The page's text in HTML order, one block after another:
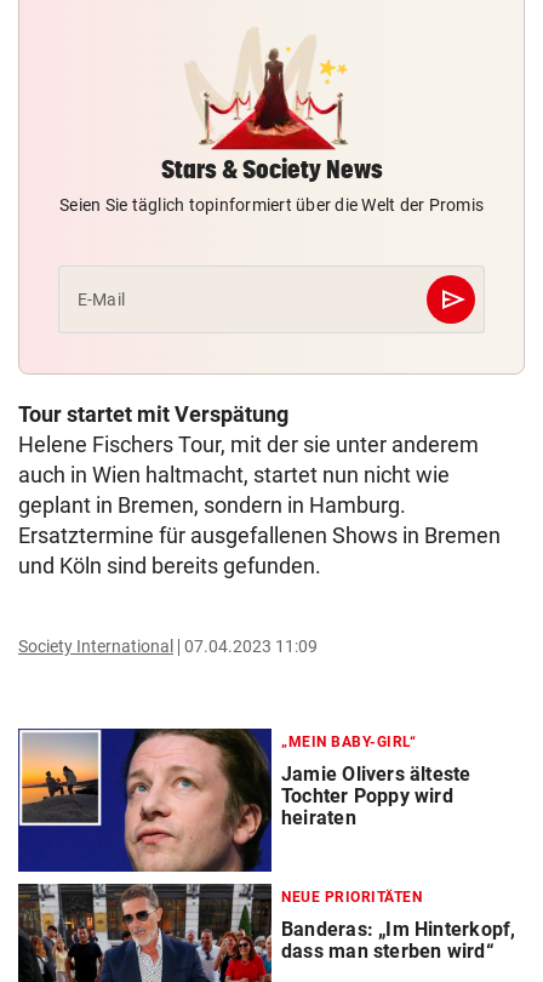
Stars & Society News
Seien Sie täglich topinformiert über die Welt der Promis
E-Mail send
Abschicken
Tour startet mit Verspätung
Helene Fischers Tour, mit der sie unter anderem
auch in Wien haltmacht, startet nun nicht wie
geplant in Bremen, sondern in Hamburg.
Ersatztermine für ausgefallenen Shows in Bremen
und Köln sind bereits gefunden.
Society International 07.04.2023 11:09
„MEIN BABY-GIRL“
Jamie Olivers älteste
Tochter Poppy wird
heiraten
NEUE PRIORITÄTEN
Banderas: „Im Hinterkopf,
dass man sterben wird“